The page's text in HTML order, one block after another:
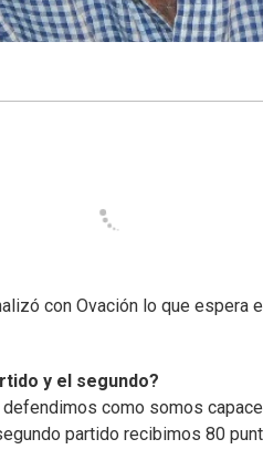
con Ovación lo que espera
y el segundo?
como somos
partido recibimos 80